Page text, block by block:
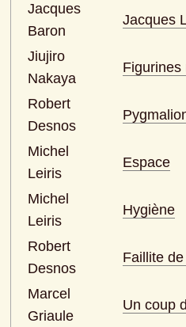
Jacques
Baron
Jacques
Jiujiro
Nakaya
Figurines
Robert
Desnos
Michel
Leiris
Espace
Michel
Leiris
Hygiène
Robert
Desnos
Faillite
Marcel
Griaule
Un coup